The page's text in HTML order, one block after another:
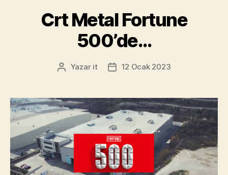
Crt Metal Fortune
500’de…
Yazar it 12 Ocak 2023